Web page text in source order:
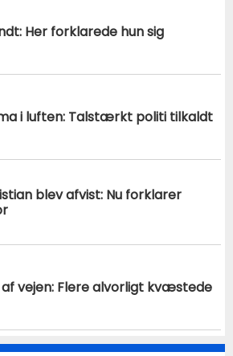
Her forklarede hun sig
i luften: Talstærkt politi tilkaldt
blev afvist: Nu forklarer
vejen: Flere alvorligt kvæstede